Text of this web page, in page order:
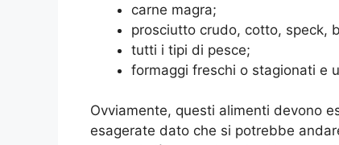
carne magra;
prosciutto crudo, cotto, speck,
tutti i tipi di pesce;
formaggi freschi o stagionati e
Ovviamente, questi alimenti devono
esagerate dato che si potrebbe